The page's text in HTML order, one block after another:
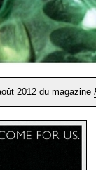
2012 du magazine